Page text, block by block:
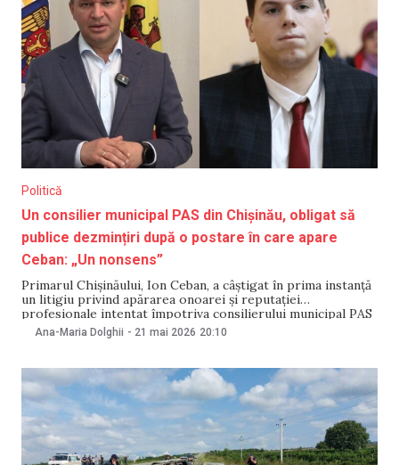
Politică
Un consilier municipal PAS din Chișinău, obligat să
publice dezmințiri după o postare în care apare
Ceban: „Un nonsens”
Primarul Chișinăului, Ion Ceban, a câștigat în prima instanță
un litigiu privind apărarea onoarei și reputației
profesionale intentat împotriva consilierului municipal PAS
Ion Melnic. Judecătoria Chișinău, sediul Rîșcani, l-a obligat
pe Melnic să dezmintă afirmația potrivit căreia edilul ar fi
Gîrbu,
Ana-Maria Dolghii - 21 mai 2026 20:10